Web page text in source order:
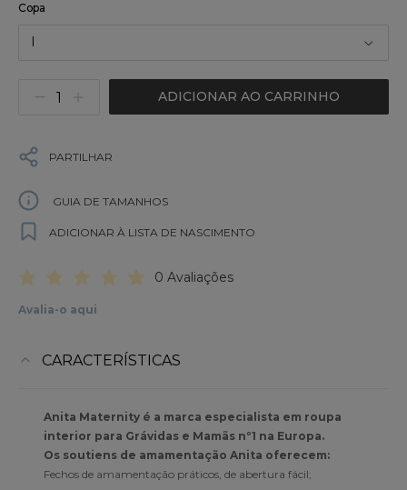
Copa
ADICIONAR AO CARRINHO
PARTILHAR
GUIA DE TAMANHOS
ADICIONAR À LISTA DE NASCIMENTO
0 Avaliações
Avalia-o aqui
CARACTERÍSTICAS
Anita Maternity é a marca especialista em roupa
interior para Grávidas e Mamãs nº1 na Europa.
Os soutiens de amamentação Anita oferecem:
Fechos de amamentação práticos, de abertura fácil;